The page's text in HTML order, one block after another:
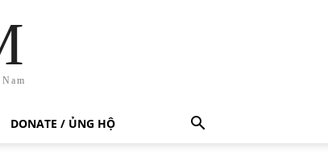
DONATE / ỦNG HỘ